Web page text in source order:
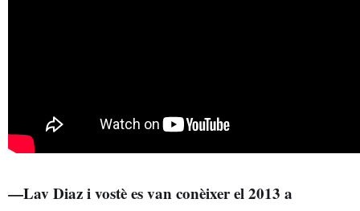
—Lav Diaz i vostè es van conèixer el 2013 a